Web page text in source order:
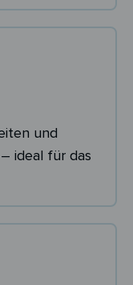
und
ideal für das